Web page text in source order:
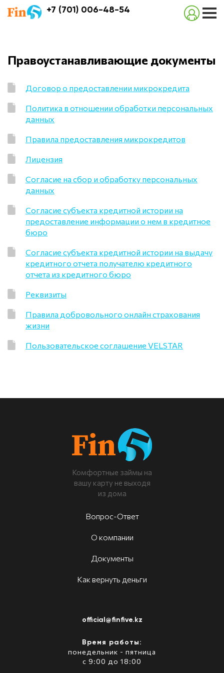
+7 (701) 006-48-54
Правоустанавливающие документы
Договор о предоставлении микрокредита
Политика в отношении обработки персональных
данных
Правила предоставления микрокредитов
Лицензия
Согласие на сбор и обработку персональных
данных
Согласие субъекта кредитной истории на
предоставление информации о нем в кредитное
бюро
Согласие субъекта кредитной истории на выдачу
кредитного отчета получателю кредитного
отчета из кредитного бюро
Реквизиты
Правила добровольного онлайн страхования
жизни
Пользовательское соглашение VELSTAR
Комфортные займы на
вашу карту не выходя
из дома
Вопрос-Ответ
О компании
Документы
Как вернуть деньги
official@finfive.kz
Время работы:
понедельник - пятница
с 9:00 до 18:00